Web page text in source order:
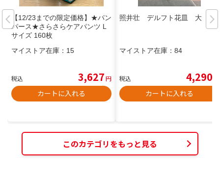
【12/23までの限定価格】★パン
パース★さらさらケアパンツ L
サイズ 160枚
マイストア在庫： 15
税込 3,627円
カートに入れる
照井壮 デルフト花皿 大
マイストア在庫： 84
税込 4,290
カートに入れる
このカテゴリをもっと見る